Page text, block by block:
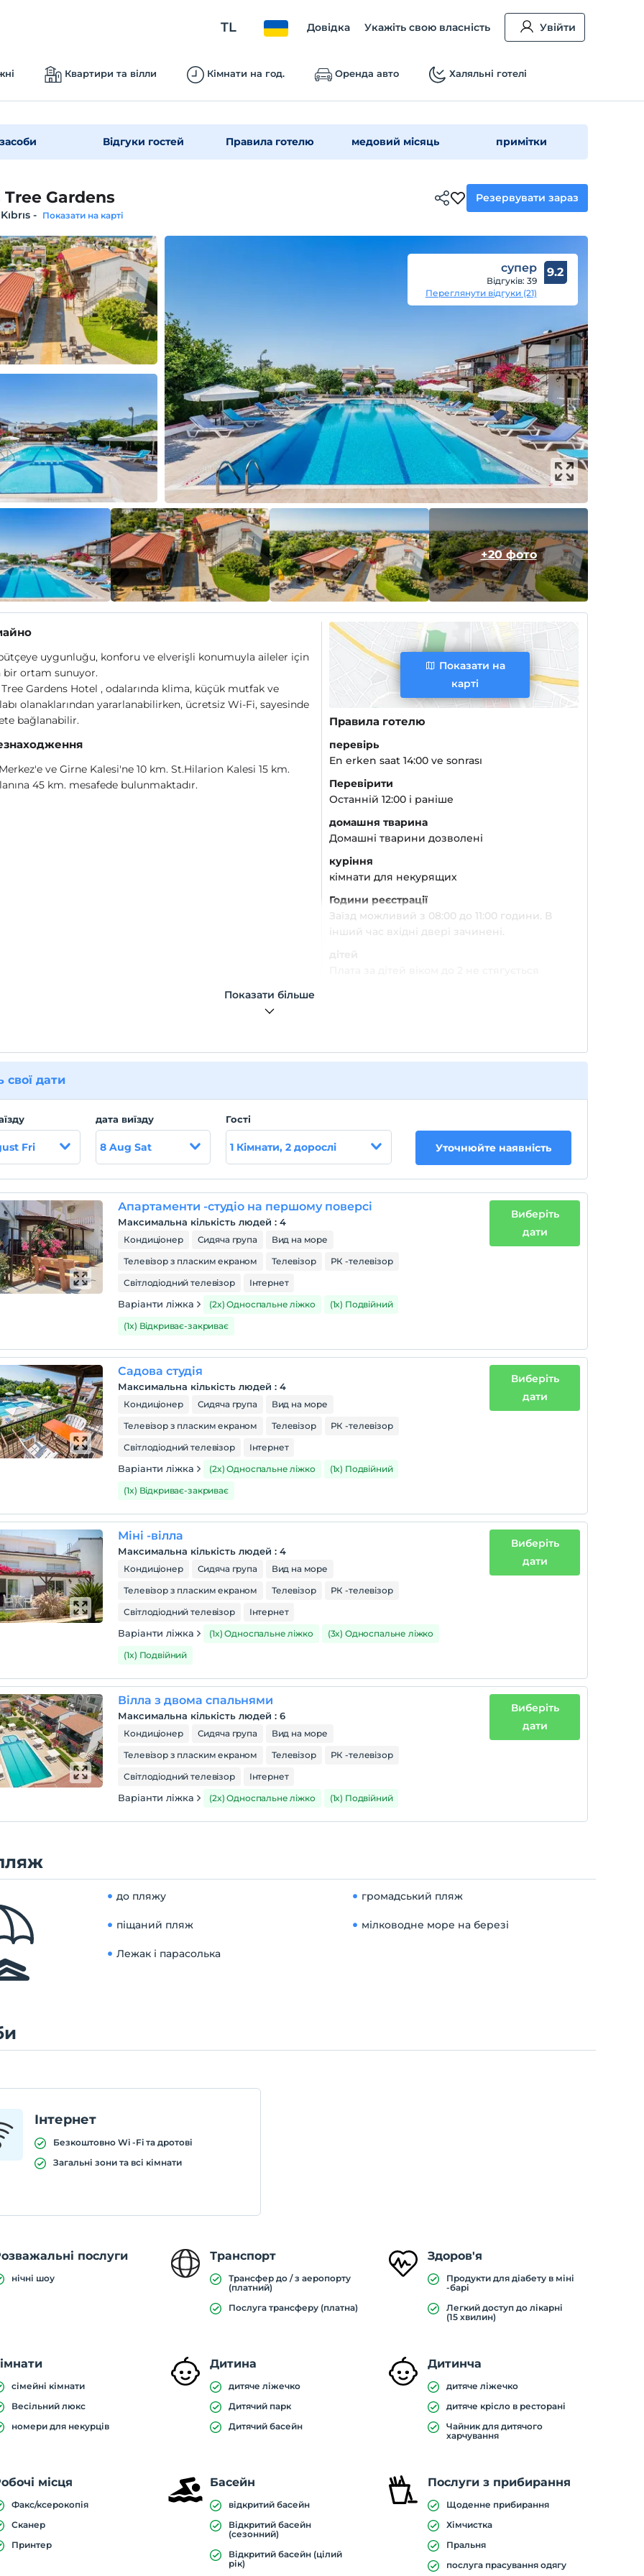
TL Довідка Укажіть свою власність Увійти
Квартири та вілли Кімнати на год. Оренда авто Халяльні готелі
Відгуки гостей Правила готелю медовий місяць примітки
Gardens
- Показати на карті
Резервувати зараз
супер
Відгуків: 39
Переглянути відгуки (21)
9.2
+20 фото
uygunluğu, konforu ve elverişli konumuyla aileler için
bir ortam sunuyor.
Gardens Hotel , odalarında klima, küçük mutfak ve
olanaklarından yararlanabilirken, ücretsiz Wi-Fi, sayesinde
bağlanabilir.
ve Girne Kalesi'ne 10 km. St.Hilarion Kalesi 15 km.
45 km. mesafede bulunmaktadır.
Показати на
карті
Правила готелю
перевірь
En erken saat 14:00 ve sonrası
Перевірити
Останній 12:00 і раніше
домашня тварина
Домашні тварини дозволені
куріння
кімнати для некурящих
Години реєстрації
Заїзд можливий з 08:00 до 11:00 години. В
інший час вхідні двері зачинені.
Показати більше
свої дати
Fri
дата виїзду
8 Aug Sat
Гості
1 Кімнати, 2 дорослі Уточнюйте наявність
Апартаменти -студіо на першому поверсі
Максимальна кількість людей :4
Кондиціонер Сидяча група
Вид на море
Телевізор з пласким екраном
Телевізор
РК -телевізор
Світлодіодний телевізор
Інтернет
Варіанти ліжка (2x) Односпальне ліжко
(1x) Подвійний
(1x) Відкриває-закриває
Виберіть
дати
Садова студія
Максимальна кількість людей :4
Кондиціонер Сидяча група
Вид на море
Телевізор з пласким екраном
Телевізор
РК -телевізор
Світлодіодний телевізор
Інтернет
Варіанти ліжка (2x) Односпальне ліжко
(1x) Подвійний
(1x) Відкриває-закриває
Виберіть
дати
Міні -вілла
Максимальна кількість людей :4
Кондиціонер Сидяча група
Вид на море
Телевізор з пласким екраном
Телевізор
РК -телевізор
Світлодіодний телевізор
Інтернет
Варіанти ліжка (1x) Односпальне ліжко
(3x) Односпальне ліжко
(1x) Подвійний
Виберіть
дати
Вілла з двома спальнями
Максимальна кількість людей :6
Кондиціонер Сидяча група
Вид на море
Телевізор з пласким екраном
Телевізор
РК -телевізор
Світлодіодний телевізор
Інтернет
Варіанти ліжка (2x) Односпальне ліжко (1x) Подвійний
Виберіть
дати
до пляжу громадський пляж
піщаний пляж мілководне море на березі
Лежак і парасолька
Інтернет
Безкоштовно Wi -Fi та дротові
Загальні зони та всі кімнати
послуги
нічні шоу
Транспорт
Трансфер до / з аеропорту
(платний)
Послуга трансферу (платна)
Здоров'я
Продукти для діабету в міні
-барі
Легкий доступ до лікарні
(15 хвилин)
сімейні кімнати
Весільний люкс
номери для некурців
Дитина
дитяче ліжечко
Дитячий парк
Дитячий басейн
Дитинча
дитяче ліжечко
дитяче крісло в ресторані
Чайник для дитячого
харчування
місця
Факс/ксерокопія
Сканер
Принтер
Басейн
відкритий басейн
Відкритий басейн
(сезонний)
Відкритий басейн (цілий
рік)
Послуги з прибирання
Щоденне прибирання
Хімчистка
Пральня
послуга прасування одягу